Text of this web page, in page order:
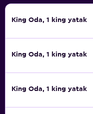
King Oda, 1 king yatak
King Oda, 1 king yatak
King Oda, 1 king yatak